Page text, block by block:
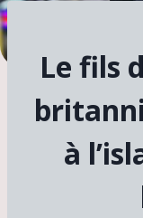
Le fils
à